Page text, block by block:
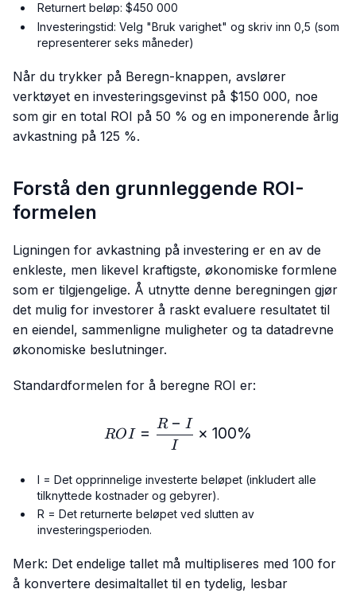
Returnert beløp: $450 000
Investeringstid: Velg "Bruk varighet" og skriv inn 0,5 (som
representerer seks måneder)
Når du trykker på Beregn-knappen, avslører
verktøyet en investeringsgevinst på $150 000, noe
som gir en total ROI på 50 % og en imponerende årlig
avkastning på 125 %.
Forstå den grunnleggende ROI-
formelen
Ligningen for avkastning på investering er en av de
enkleste, men likevel kraftigste, økonomiske formlene
som er tilgjengelige. Å utnytte denne beregningen gjør
det mulig for investorer å raskt evaluere resultatet til
en eiendel, sammenligne muligheter og ta datadrevne
økonomiske beslutninger.
Standardformelen for å beregne ROI er:
ROI = \frac{R - I}{I} ×
ROI =
I
R − I × 100%
I = Det opprinnelige investerte beløpet (inkludert alle
tilknyttede kostnader og gebyrer).
R = Det returnerte beløpet ved slutten av
investeringsperioden.
Merk: Det endelige tallet må multipliseres med 100 for
å konvertere desimaltallet til en tydelig, lesbar